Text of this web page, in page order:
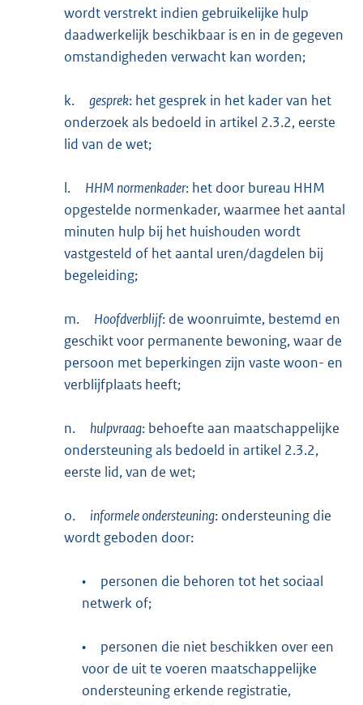
wordt verstrekt indien gebruikelijke hulp
daadwerkelijk beschikbaar is en in de gegeven
omstandigheden verwacht kan worden;
k. gesprek: het gesprek in het kader van het
onderzoek als bedoeld in artikel 2.3.2, eerste
lid van de wet;
l. HHM normenkader: het door bureau HHM
opgestelde normenkader, waarmee het aantal
minuten hulp bij het huishouden wordt
vastgesteld of het aantal uren/dagdelen bij
begeleiding;
m. Hoofdverblijf: de woonruimte, bestemd en
geschikt voor permanente bewoning, waar de
persoon met beperkingen zijn vaste woon- en
verblijfplaats heeft;
n. hulpvraag: behoefte aan maatschappelijke
ondersteuning als bedoeld in artikel 2.3.2,
eerste lid, van de wet;
o. informele ondersteuning: ondersteuning die
wordt geboden door:
•
personen die behoren tot het sociaal
netwerk of;
•
personen die niet beschikken over een
voor de uit te voeren maatschappelijke
ondersteuning erkende registratie,